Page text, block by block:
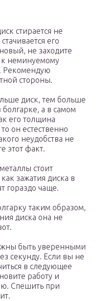
стирается не
его
не заходите
к неминуемому
Рекомендую
стороны.
диск, тем больше
а в самом
его толщина
он естественно
неудобства не
этот факт.
стоит
зажатия диска в
гораздо чаще.
таким образом,
диска она не
быть уверенными
секунду. Если вы не
в следующее
работу и
Спешить при